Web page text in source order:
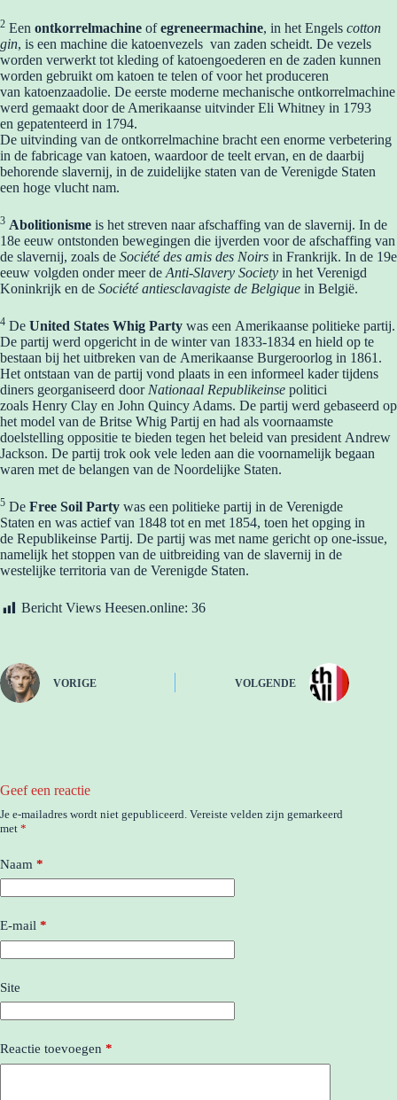
2 Een ontkorrelmachine ofegreneermachine, in het Engels cotton
gin, is een machine die katoenvezels van zaden scheidt. De vezels
worden verwerkt tot kleding of katoengoederen en de zaden kunnen
worden gebruikt om katoen te telen of voor het produceren
van katoenzaadolie. De eerste moderne mechanische ontkorrelmachine
werd gemaakt door de Amerikaanse uitvinder Eli Whitney in 1793
en gepatenteerd in 1794.
De uitvinding van de ontkorrelmachine bracht een enorme verbetering
in de fabricage van katoen, waardoor de teelt ervan, en de daarbij
behorende slavernij, in de zuidelijke staten van de Verenigde Staten
een hoge vlucht nam.
3 Abolitionisme is het streven naar afschaffing van de slavernij. In de
18e eeuw ontstonden bewegingen die ijverden voor de afschaffing van
de slavernij, zoals de Société des amis des Noirs in Frankrijk. In de 19e
eeuw volgden onder meer de Anti-Slavery Society in het Verenigd
Koninkrijk en de Société antiesclavagiste de Belgique in België.
4 De United States Whig Party was een Amerikaanse politieke partij.
De partij werd opgericht in de winter van 1833-1834 en hield op te
bestaan bij het uitbreken van de Amerikaanse Burgeroorlog in 1861.
Het ontstaan van de partij vond plaats in een informeel kader tijdens
diners georganiseerd door Nationaal Republikeinse politici
zoals Henry Clay en John Quincy Adams. De partij werd gebaseerd op
het model van de Britse Whig Partij en had als voornaamste
doelstelling oppositie te bieden tegen het beleid van president Andrew
Jackson. De partij trok ook vele leden aan die voornamelijk begaan
waren met de belangen van de Noordelijke Staten.
5 De Free Soil Party was een politieke partij in de Verenigde
Staten en was actief van 1848 tot en met 1854, toen het opging in
de Republikeinse Partij. De partij was met name gericht op one-issue,
namelijk het stoppen van de uitbreiding van de slavernij in de
westelijke territoria van de Verenigde Staten.
Bericht Views Heesen.online: 36
VORIGE VOLGENDE
Geef een reactie
Je e-mailadres wordt niet gepubliceerd. Vereiste velden zijn gemarkeerd
met *
Naam *
E-mail *
Site
Reactie toevoegen *